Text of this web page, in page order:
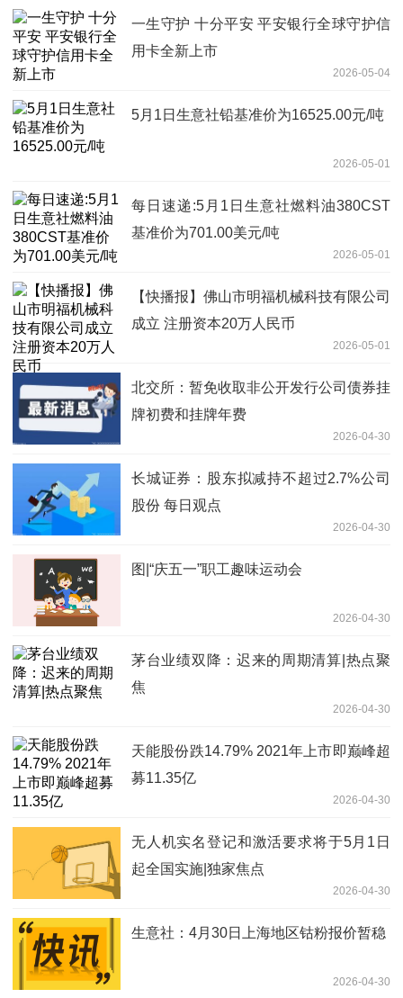
一生守护 十分平安 平安银行全球守护信
用卡全新上市
2026-05-04
5月1日生意社铅基准价为16525.00元/吨
2026-05-01
每日速递:5月1日生意社燃料油380CST
基准价为701.00美元/吨
2026-05-01
【快播报】佛山市明福机械科技有限公司
成立 注册资本20万人民币
2026-05-01
北交所：暂免收取非公开发行公司债券挂
牌初费和挂牌年费
2026-04-30
长城证券：股东拟减持不超过2.7%公司
股份 每日观点
2026-04-30
图|“庆五一”职工趣味运动会
2026-04-30
茅台业绩双降：迟来的周期清算|热点聚
焦
2026-04-30
天能股份跌14.79% 2021年上市即巅峰超
募11.35亿
2026-04-30
无人机实名登记和激活要求将于5月1日
起全国实施|独家焦点
2026-04-30
生意社：4月30日上海地区钴粉报价暂稳
2026-04-30